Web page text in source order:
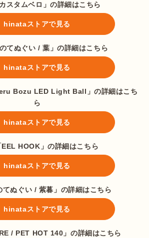
スタムベロ」の詳細はこちら
hinataストアで見る
てぬぐい / 葉」の詳細はこちら
hinataストアで見る
Bozu LED Light Ball」の詳細はこち
ら
hinataストアで見る
HOOK」の詳細はこちら
hinataストアで見る
てぬぐい / 紫暮」の詳細はこちら
hinataストアで見る
/ PET HOT 140」の詳細はこちら